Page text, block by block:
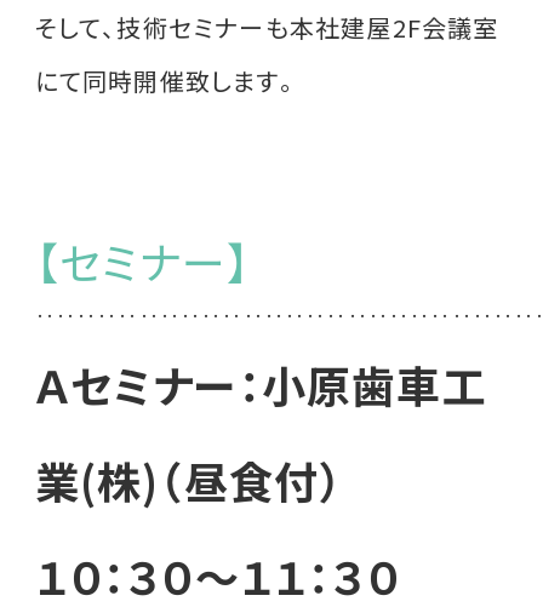
そして、技術セミナーも本社建屋2F会議室
にて同時開催致します。
【セミナー】
Ａセミナー：小原歯車工
業(株)（昼食付）
１０：３０～１１：３０